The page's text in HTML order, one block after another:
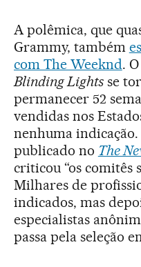
A polêmica, que
Grammy, também
com The Weeknd.
Blinding Lightsse
permanecer 52
vendidas nos
nenhuma
publicado no The
criticou “os comitês
Milhares de
indicados, mas
especialistas
passa pela seleção